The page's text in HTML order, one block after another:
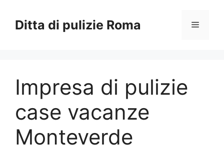
contenuto
Ditta di pulizie Roma Menu
Impresa di pulizie
case vacanze
Monteverde